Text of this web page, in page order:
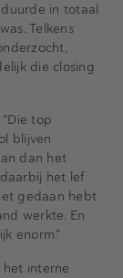
in totaal
Telkens
die closing
top
blijven
dan het
het lef
gedaan hebt
werkte. En
enorm.”
het interne